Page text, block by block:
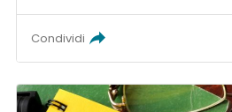
Condividi